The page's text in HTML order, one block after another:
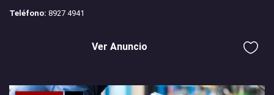
Teléfono: 8927 4941
Ver Anuncio